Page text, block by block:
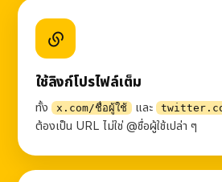
ใช้ลิงก์โปรไฟล์เต็ม
ทั้ง x.com/ชื่อผู้ใช้ และ
ต้องเป็น URL ไม่ใช่ @ชื่อผู้ใช้เปล่า ๆ